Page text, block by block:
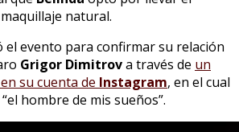
natural.
el evento para confirmar su relación
Grigor Dimitrova través de un
su cuenta de Instagram, en el cual
hombre de mis sueños”.